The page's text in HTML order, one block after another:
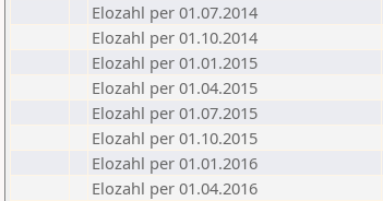
Elozahl per 01.07.2014
Elozahl per 01.10.2014
Elozahl per 01.01.2015
Elozahl per 01.04.2015
Elozahl per 01.07.2015
Elozahl per 01.10.2015
Elozahl per 01.01.2016
Elozahl per 01.04.2016